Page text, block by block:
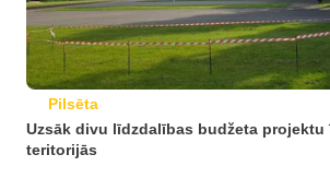
Pilsēta
Uzsāk divu līdzdalības budžeta
teritorijās